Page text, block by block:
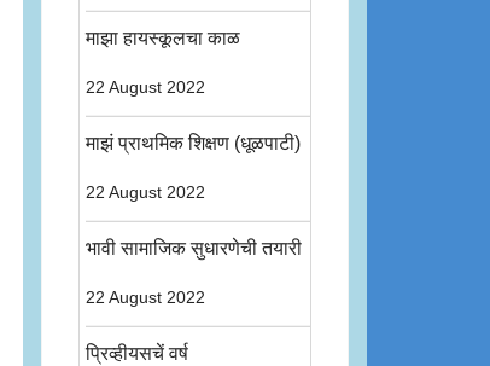
माझा हायस्कूलचा काळ
22 August 2022
माझं प्राथमिक शिक्षण (धूळपाटी)
22 August 2022
भावी सामाजिक सुधारणेची तयारी
22 August 2022
प्रिव्हीयसचें वर्ष